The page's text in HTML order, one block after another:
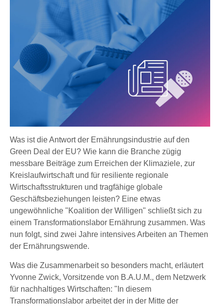
Was ist die Antwort der Ernährungsindustrie auf den
Green Deal der EU? Wie kann die Branche zügig
messbare Beiträge zum Erreichen der Klimaziele, zur
Kreislaufwirtschaft und für resiliente regionale
Wirtschaftsstrukturen und tragfähige globale
Geschäftsbeziehungen leisten? Eine etwas
ungewöhnliche "Koalition der Willigen" schließt sich zu
einem Transformationslabor Ernährung zusammen. Was
nun folgt, sind zwei Jahre intensives Arbeiten an Themen
der Ernährungswende.
Was die Zusammenarbeit so besonders macht, erläutert
Yvonne Zwick, Vorsitzende von B.A.U.M., dem Netzwerk
für nachhaltiges Wirtschaften: "In diesem
Transformationslabor arbeitet der in der Mitte der